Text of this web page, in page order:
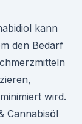
kann
den Bedarf
wird.
Cannabisöl